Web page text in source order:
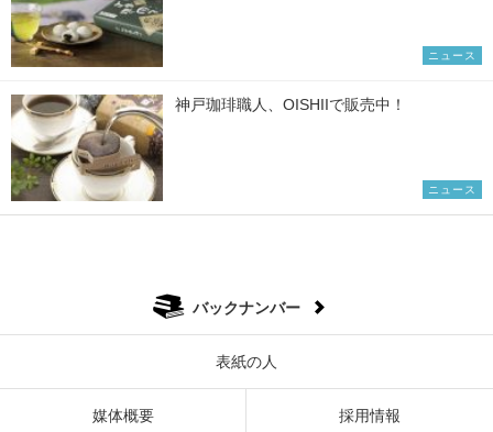
ニュース
神戸珈琲職人、OISHIIで販売中！
ニュース
バックナンバー
表紙の人
媒体概要 採用情報